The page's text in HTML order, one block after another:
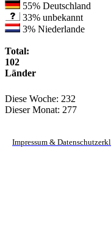
55% Deutschland
33% unbekannt
3% Niederlande
Total:
102
Länder
Diese Woche: 232
Dieser Monat: 277
Impressum &